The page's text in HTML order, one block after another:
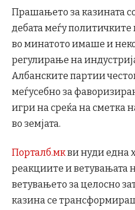
Прашањето за казината
дебата меѓу
во минатото имаше и
регулирање на
Албанските партии
меѓусебно за
игри на среќа на сметка
во земјата.
Порталб.мкви нуди една
реакциите и ветувањата
ветувањето за целосно
казина се